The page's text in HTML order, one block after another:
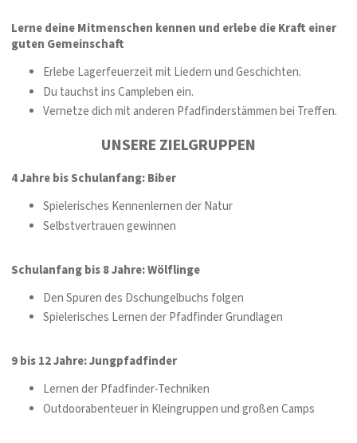
Lerne deine Mitmenschen kennen und erlebe die Kraft einer
guten Gemeinschaft
Erlebe Lagerfeuerzeit mit Liedern und Geschichten.
Du tauchst ins Campleben ein.
Vernetze dich mit anderen Pfadfinderstämmen bei Treffen.
UNSERE ZIELGRUPPEN
4 Jahre bis Schulanfang: Biber
Spielerisches Kennenlernen der Natur
Selbstvertrauen gewinnen
Schulanfang bis 8 Jahre: Wölflinge
Den Spuren des Dschungelbuchs folgen
Spielerisches Lernen der Pfadfinder Grundlagen
9 bis 12 Jahre: Jungpfadfinder
Lernen der Pfadfinder-Techniken
Outdoorabenteuer in Kleingruppen und großen Camps